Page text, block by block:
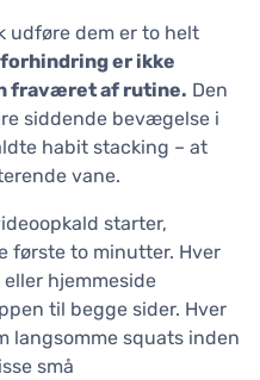
udføre dem er to helt
er ikke
fraværet af rutine. Den
siddende bevægelse i
habit stacking – at
vane.
starter,
første to minutter. Hver
hjemmeside
til begge sider. Hver
langsomme squats inden
små